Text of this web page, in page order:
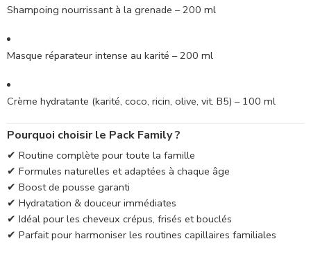
Shampoing nourrissant à la grenade – 200 ml
Masque réparateur intense au karité – 200 ml
Crème hydratante (karité, coco, ricin, olive, vit. B5) – 100 ml
Pourquoi choisir le Pack Family ?
✔ Routine complète pour toute la famille
✔ Formules naturelles et adaptées à chaque âge
✔ Boost de pousse garanti
✔ Hydratation & douceur immédiates
✔ Idéal pour les cheveux crépus, frisés et bouclés
✔ Parfait pour harmoniser les routines capillaires familiales